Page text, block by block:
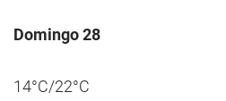
Domingo 28
14°C/22°C